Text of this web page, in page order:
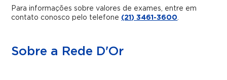
Para informações sobre valores de exames, entre em
contato conosco pelo telefone (21) 3461-3600.
Sobre a Rede D'Or